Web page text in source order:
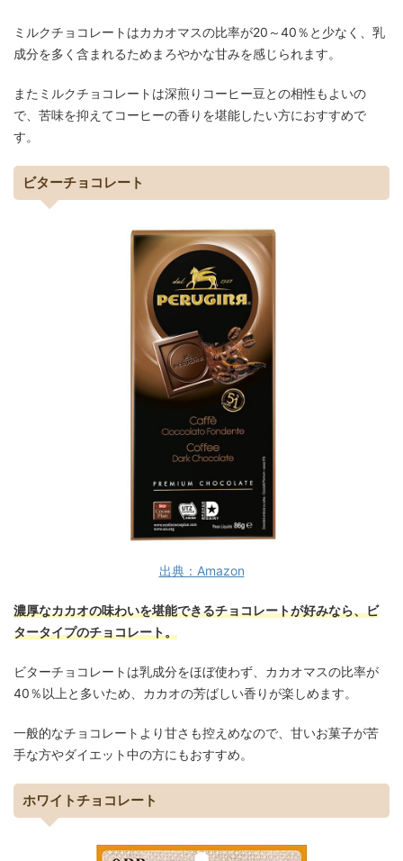
ミルクチョコレートはカカオマスの比率が20～40％と少なく、乳
成分を多く含まれるためまろやかな甘みを感じられます。
またミルクチョコレートは深煎りコーヒー豆との相性もよいの
で、苦味を抑えてコーヒーの香りを堪能したい方におすすめで
す。
ビターチョコレート
出典：Amazon
濃厚なカカオの味わいを堪能できるチョコレートが好みなら、ビ
タータイプのチョコレート。
ビターチョコレートは乳成分をほぼ使わず、カカオマスの比率が
40％以上と多いため、カカオの芳ばしい香りが楽しめます。
一般的なチョコレートより甘さも控えめなので、甘いお菓子が苦
手な方やダイエット中の方にもおすすめ。
ホワイトチョコレート